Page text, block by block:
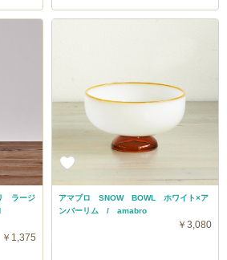
ラージ
￥1,375
アマブロ SNOW BOWL ホワイト×ア
ンバーリム / amabro
￥3,080